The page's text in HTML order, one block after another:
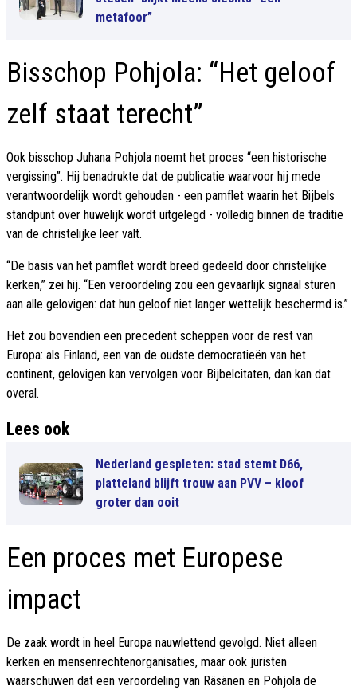
metafoor”
Bisschop Pohjola: “Het geloof
zelf staat terecht”
Ook bisschop Juhana Pohjola noemt het proces “een historische
vergissing”. Hij benadrukte dat de publicatie waarvoor hij mede
verantwoordelijk wordt gehouden - een pamflet waarin het Bijbels
standpunt over huwelijk wordt uitgelegd - volledig binnen de traditie
van de christelijke leer valt.
“De basis van het pamflet wordt breed gedeeld door christelijke
kerken,” zei hij. “Een veroordeling zou een gevaarlijk signaal sturen
aan alle gelovigen: dat hun geloof niet langer wettelijk beschermd is.”
Het zou bovendien een precedent scheppen voor de rest van
Europa: als Finland, een van de oudste democratieën van het
continent, gelovigen kan vervolgen voor Bijbelcitaten, dan kan dat
overal.
Lees ook
Nederland gespleten: stad stemt D66,
platteland blijft trouw aan PVV – kloof
groter dan ooit
Een proces met Europese
impact
De zaak wordt in heel Europa nauwlettend gevolgd. Niet alleen
kerken en mensenrechtenorganisaties, maar ook juristen
waarschuwen dat een veroordeling van Räsänen en Pohjola de